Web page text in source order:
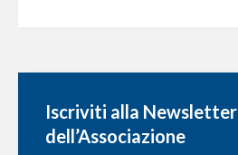
Iscriviti alla Newsletter
dell’Associazione